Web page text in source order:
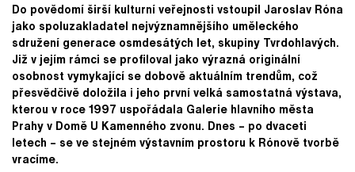
Do povědomí širší kulturní veřejnosti vstoupil Jaroslav Róna
jako spoluzakladatel nejvýznamnějšího uměleckého
sdružení generace osmdesátých let, skupiny Tvrdohlavých.
Již v jejím rámci se profiloval jako výrazná originální
osobnost vymykající se dobově aktuálním trendům, což
přesvědčivě doložila i jeho první velká samostatná výstava,
kterou v roce 1997 uspořádala Galerie hlavního města
Prahy v Domě U Kamenného zvonu. Dnes – po dvaceti
letech – se ve stejném výstavním prostoru k Rónově tvorbě
vracíme.